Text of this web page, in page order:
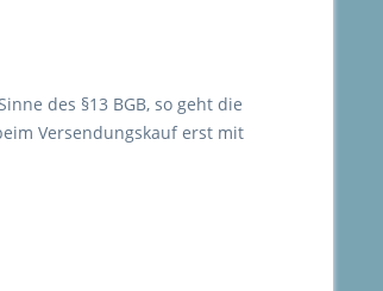
des §13 BGB, so geht die
Versendungskauf erst mit